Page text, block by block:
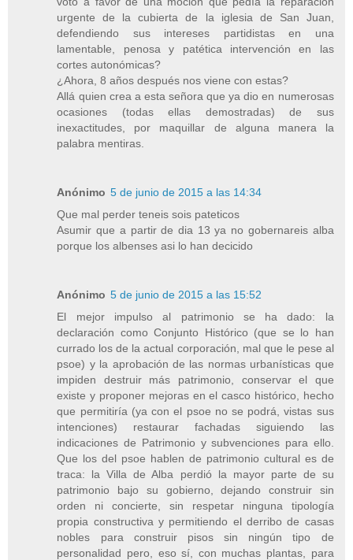
urgente de la cubierta de la iglesia de San Juan,
defendiendo sus intereses partidistas en una
lamentable, penosa y patética intervención en las
cortes autonómicas?
¿Ahora, 8 años después nos viene con estas?
Allá quien crea a esta señora que ya dio en numerosas
ocasiones (todas ellas demostradas) de sus
inexactitudes, por maquillar de alguna manera la
palabra mentiras.
Anónimo 5 de junio de 2015 a las 14:34
Que mal perder teneis sois pateticos
Asumir que a partir de dia 13 ya no gobernareis alba
porque los albenses asi lo han decicido
Anónimo 5 de junio de 2015 a las 15:52
El mejor impulso al patrimonio se ha dado: la
declaración como Conjunto Histórico (que se lo han
currado los de la actual corporación, mal que le pese al
psoe) y la aprobación de las normas urbanísticas que
impiden destruir más patrimonio, conservar el que
existe y proponer mejoras en el casco histórico, hecho
que permitiría (ya con el psoe no se podrá, vistas sus
intenciones) restaurar fachadas siguiendo las
indicaciones de Patrimonio y subvenciones para ello.
Que los del psoe hablen de patrimonio cultural es de
traca: la Villa de Alba perdió la mayor parte de su
patrimonio bajo su gobierno, dejando construir sin
orden ni concierte, sin respetar ninguna tipología
propia constructiva y permitiendo el derribo de casas
nobles para construir pisos sin ningún tipo de
personalidad pero, eso sí, con muchas plantas, para